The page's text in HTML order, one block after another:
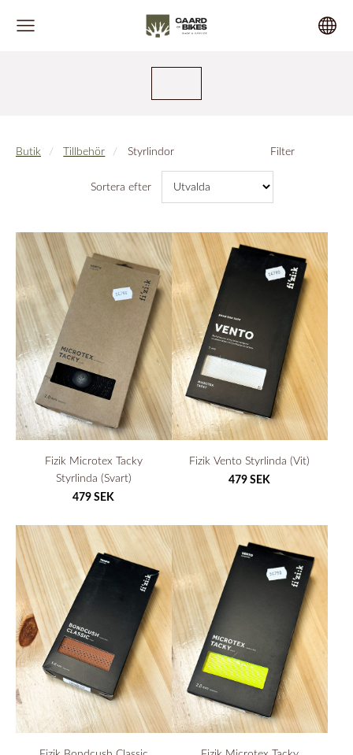
Butik Tillbehör Styrlindor Filter
Sortera efter
Fizik Microtex Tacky
Styrlinda (Svart)
479 SEK
Fizik Vento Styrlinda (Vit)
479 SEK